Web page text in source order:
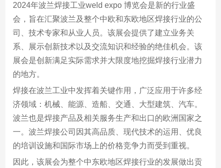
2024年波兰焊接工业weld expo 博览会是新的行业盛
会，旨在汇聚波兰及整个中欧和东欧地区焊接行业的公
司、技术专家和从业人员。该展会提供了建立业务关
系、展示创新技术以及交流知识和经验的绝佳机会。该
展会是创新满足实际需求并大限度地挖掘焊接行业潜力
的地方。
焊接在波兰工业中发挥着关键作用，广泛应用于许多经
济领域：机械、能源、造船、交通、大型建筑、汽车。
波兰也是焊接产品及相关服务生产和出口的欧洲国家之
一。波兰焊接公司因其高品质、现代技术的运用、优良
的培训设施和国际市场上的价格竞争力而受到重视。
因此，该展会为整个中东欧地区焊接行业的发展做出贡